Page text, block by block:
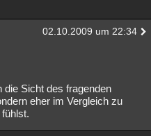
02.10.2009 um 22:34
Sicht des fragenden
eher im Vergleich zu